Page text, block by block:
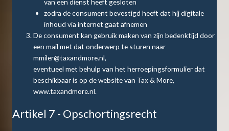
van een dienst heeft gesloten
zodra de consument bevestigd heeft dat hij digitale
inhoud via internet gaat afnemen
De consument kan gebruik maken van zijn bedenktijd door
een mail met dat onderwerp te sturen naar
mmiler@taxandmore.nl,
eventueel met behulp van het herroepingsformulier dat
beschikbaar is op de website van Tax & More,
www.taxandmore.nl.
Artikel 7 - Opschortingsrecht